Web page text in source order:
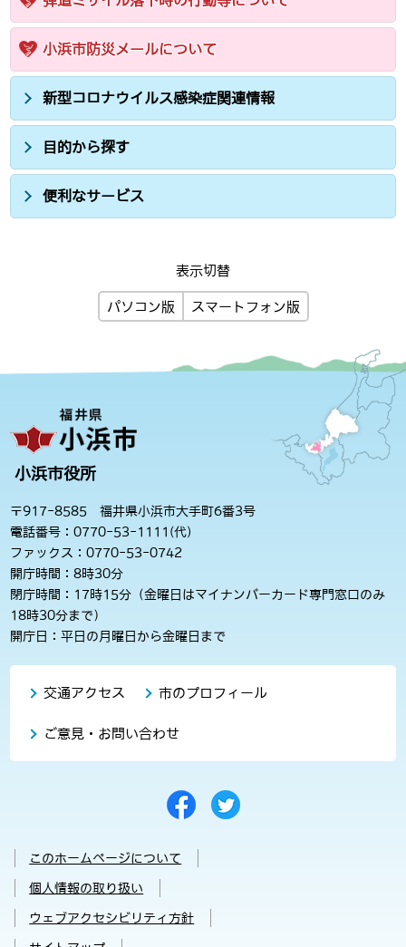
小浜市防災メールについて
新型コロナウイルス感染症関連情報
目的から探す
便利なサービス
表示切替
パソコン版 スマートフォン版
小浜市役所
〒917-8585 福井県小浜市大手町6番3号
電話番号：0770-53-1111(代)
ファックス：0770-53-0742
開庁時間：8時30分
閉庁時間：17時15分（金曜日はマイナンバーカード専門窓口のみ
18時30分まで）
開庁日：平日の月曜日から金曜日まで
交通アクセス 市のプロフィール
ご意見・お問い合わせ
このホームページについて
個人情報の取り扱い
ウェブアクセシビリティ方針